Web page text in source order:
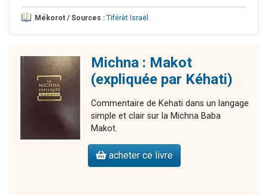
Mékorot / Sources : Tiférèt Israël .
Michna : Makot
(expliquée par Kéhati)
Commentaire de Kehati dans un langage
simple et clair sur la Michna Baba
Makot.
acheter ce livre